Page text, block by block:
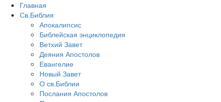
Главная
Св.Библия
Апокалипсис
Библейская энциклопедия
Ветхий Завет
Деяния Апостолов
Евангелие
Новый Завет
О св.Библии
Послания Апостолов